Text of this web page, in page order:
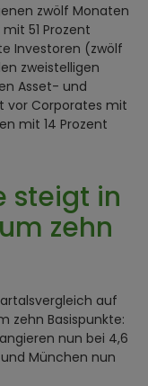
zwölf Monaten
51 Prozent
Investoren (zwölf
zweistelligen
Asset- und
vor Corporates mit
mit 14 Prozent
steigt in
zehn
auf
zehn Basispunkte:
nun bei 4,6
München nun